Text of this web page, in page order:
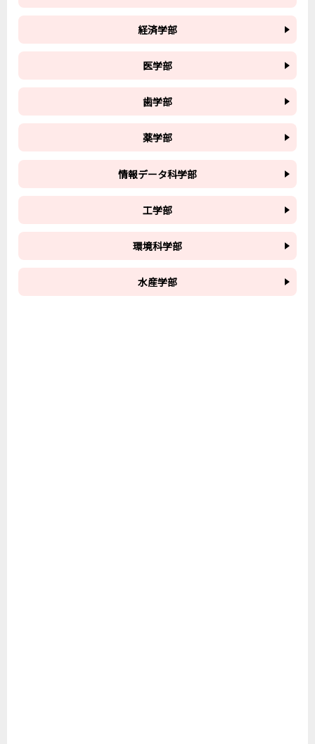
経済学部
医学部
歯学部
薬学部
情報データ科学部
工学部
環境科学部
水産学部